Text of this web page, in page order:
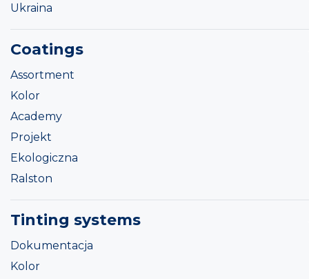
Ukraina
Coatings
Assortment
Kolor
Academy
Projekt
Ekologiczna
Ralston
Tinting systems
Dokumentacja
Kolor